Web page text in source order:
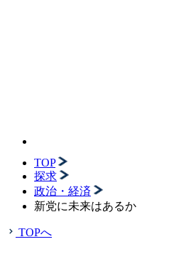
TOP
探求
政治・経済
新党に未来はあるか
TOPへ